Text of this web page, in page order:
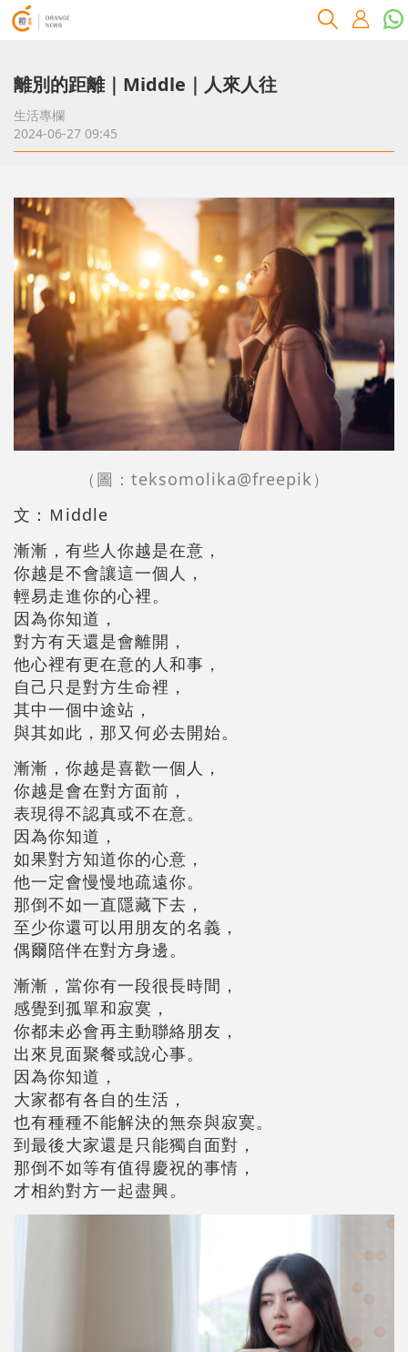
離別的距離｜Middle｜人來人往
生活專欄
2024-06-27 09:45
（圖：teksomolika@freepik）
文：Ｍiddle
漸漸，有些人你越是在意，
你越是不會讓這一個人，
輕易走進你的心裡。
因為你知道，
對方有天還是會離開，
他心裡有更在意的人和事，
自己只是對方生命裡，
其中一個中途站，
與其如此，那又何必去開始。
漸漸，你越是喜歡一個人，
你越是會在對方面前，
表現得不認真或不在意。
因為你知道，
如果對方知道你的心意，
他一定會慢慢地疏遠你。
那倒不如一直隱藏下去，
至少你還可以用朋友的名義，
偶爾陪伴在對方身邊。
漸漸，當你有一段很長時間，
感覺到孤單和寂寞，
你都未必會再主動聯絡朋友，
出來見面聚餐或說心事。
因為你知道，
大家都有各自的生活，
也有種種不能解決的無奈與寂寞。
到最後大家還是只能獨自面對，
那倒不如等有值得慶祝的事情，
才相約對方一起盡興。